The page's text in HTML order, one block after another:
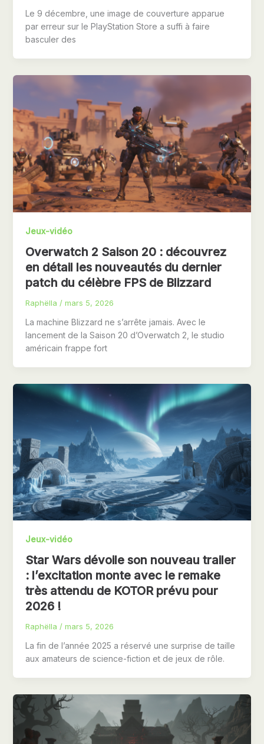
Le 9 décembre, une image de couverture apparue
par erreur sur le PlayStation Store a suffi à faire
basculer des
Jeux-vidéo
Overwatch 2 Saison 20 : découvrez
en détail les nouveautés du dernier
patch du célèbre FPS de Blizzard
Raphëlla / mars 5, 2026
La machine Blizzard ne s’arrête jamais. Avec le
lancement de la Saison 20 d’Overwatch 2, le studio
américain frappe fort
Jeux-vidéo
Star Wars dévoile son nouveau trailer
: l’excitation monte avec le remake
très attendu de KOTOR prévu pour
2026 !
Raphëlla / mars 5, 2026
La fin de l’année 2025 a réservé une surprise de taille
aux amateurs de science-fiction et de jeux de rôle.